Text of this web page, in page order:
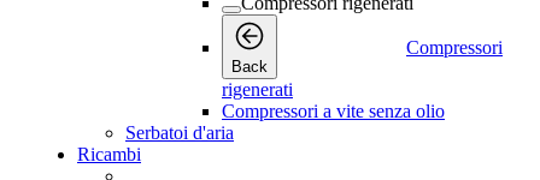
Back
Compressori
rigenerati
Compressori a vite senza olio
Serbatoi d'aria
Ricambi